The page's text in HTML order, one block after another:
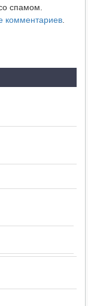
спамом.
комментариев.